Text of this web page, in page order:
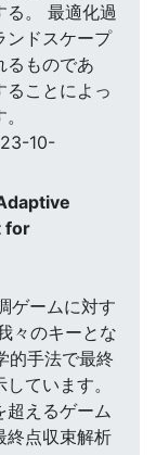
る。 最適化過
ンドスケープ
るものであ
ることによっ
10-
for
ゲームに対す
々のキーとな
的手法で最終
ています。
超えるゲーム
終点収束解析